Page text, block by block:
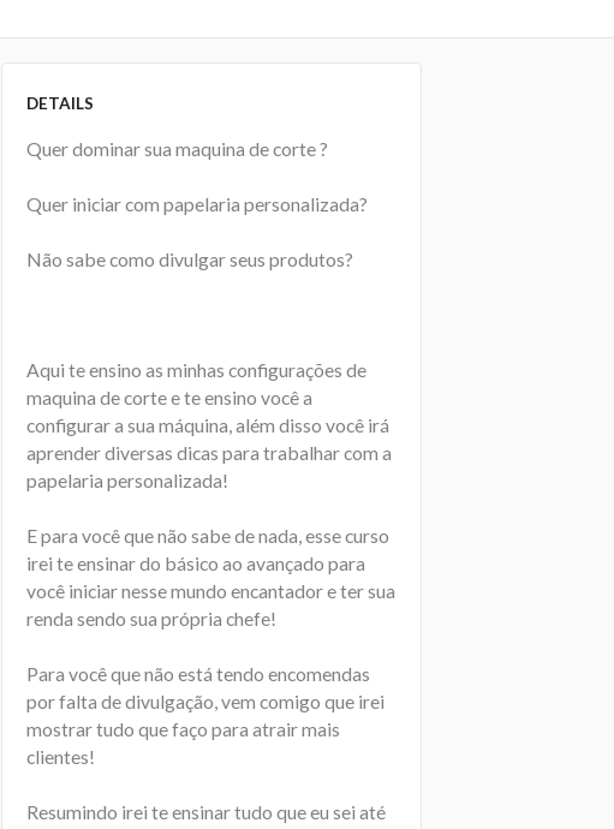
DETAILS
Quer dominar sua maquina de corte ?
Quer iniciar com papelaria personalizada?
Não sabe como divulgar seus produtos?
Aqui te ensino as minhas configurações de
maquina de corte e te ensino você a
configurar a sua máquina, além disso você irá
aprender diversas dicas para trabalhar com a
papelaria personalizada!
E para você que não sabe de nada, esse curso
irei te ensinar do básico ao avançado para
você iniciar nesse mundo encantador e ter sua
renda sendo sua própria chefe!
Para você que não está tendo encomendas
por falta de divulgação, vem comigo que irei
mostrar tudo que faço para atrair mais
clientes!
Resumindo irei te ensinar tudo que eu sei até